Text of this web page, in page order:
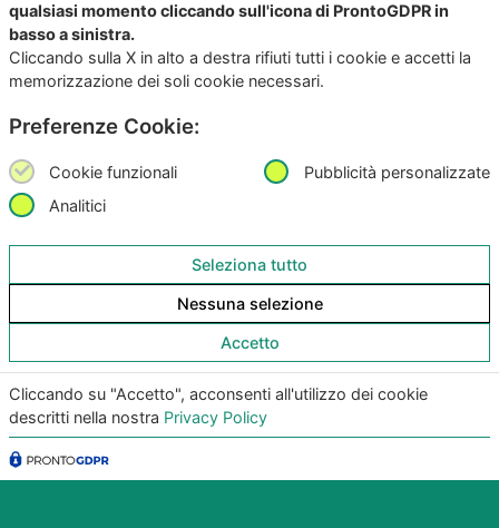
Contattaci per ricevere
maggiori info
Scarica subito l’App per IOS e Android
Provala, è Gratis!
qualsiasi momento cliccando sull'icona di ProntoGDPR in
basso a sinistra.
Cliccando sulla X in alto a destra rifiuti tutti i cookie e accetti la
memorizzazione dei soli cookie necessari.
Preferenze Cookie:
Cookie funzionali
Pubblicità personalizzate
Analitici
Seleziona tutto
Nessuna selezione
Accetto
Cliccando su "Accetto", acconsenti all'utilizzo dei cookie
descritti nella nostra Privacy Policy